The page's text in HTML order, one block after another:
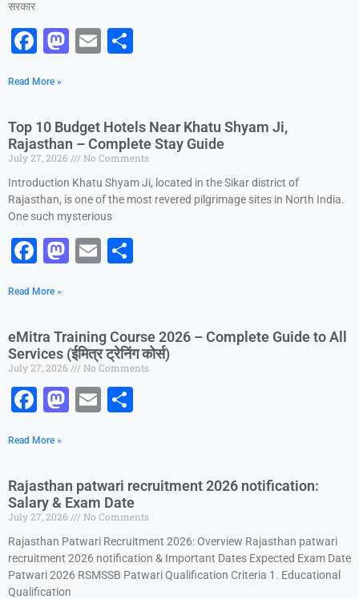
सरकार
F
c
e
b
o
o
k
M
o
d
o
n
E
l
e
Read More »
Top 10 Budget Hotels Near Khatu Shyam Ji,
Rajasthan – Complete Stay Guide
July 27, 2026
No Comments
Introduction Khatu Shyam Ji, located in the Sikar district of
Rajasthan, is one of the most revered pilgrimage sites in North India.
One such mysterious
F
c
e
b
o
o
k
M
o
d
o
n
E
l
e
Read More »
eMitra Training Course 2026 – Complete Guide to All
Services (ईमित्र ट्रेनिंग कोर्स)
July 27, 2026 No Comments
F
c
e
b
o
o
k
M
o
d
o
n
E
l
e
Read More »
Rajasthan patwari recruitment 2026 notification:
Salary & Exam Date
July 27, 2026
No Comments
Rajasthan Patwari Recruitment 2026: Overview Rajasthan patwari
recruitment 2026 notification & Important Dates Expected Exam Date
Patwari 2026 RSMSSB Patwari Qualification Criteria 1. Educational
Qualification